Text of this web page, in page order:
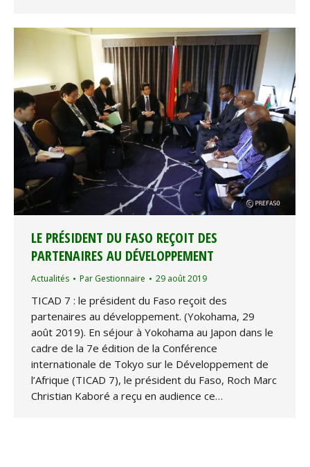
LE PRÉSIDENT DU FASO REÇOIT DES
PARTENAIRES AU DÉVELOPPEMENT
Actualités Par Gestionnaire 29 août 2019
TICAD 7 : le président du Faso reçoit des
partenaires au développement. (Yokohama, 29
août 2019). En séjour à Yokohama au Japon dans le
cadre de la 7e édition de la Conférence
internationale de Tokyo sur le Développement de
l’Afrique (TICAD 7), le président du Faso, Roch Marc
Christian Kaboré a reçu en audience ce…